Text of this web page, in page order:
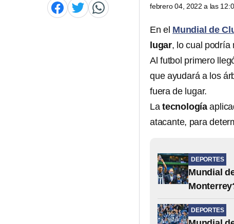
febrero 04, 2022 a las
En el Mundial de
lugar, lo cual podría
Al futbol primero
que ayudará a los
fuera de lugar.
La tecnología
atacante, para
DEPORTES
Mundial
DEPORTES